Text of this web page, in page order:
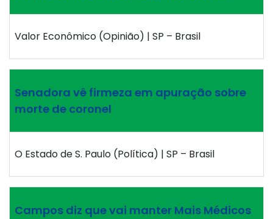
Valor Econômico (Opinião) | SP – Brasil
Senadora vê firmeza em apuração sobre
morte de coronel
O Estado de S. Paulo (Política) | SP – Brasil
Campos diz que vai manter Mais Médicos